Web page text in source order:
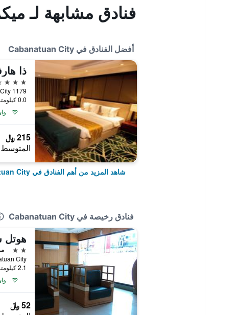
فنادق مشابهة لـ
أفضل الفنادق في Cabanatuan City
4 نجوم
1179 Pio Del Pilar St., Cabanatuan City, الفلبين
0.0 كيلومتر عن وسط المدينة
215 ﷼
المتوسط
شاهد المزيد من أهم الفنادق في Cabanatuan City
فنادق رخيصة في Cabanatuan City
هوتل
2 نجمتين
2.1 كيلومتر عن وسط المدينة
52 ﷼